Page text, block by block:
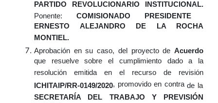
PARTIDO REVOLUCIONARIO INSTITUCIONAL.
Ponente: COMISIONADO PRESIDENTE
ERNESTO ALEJANDRO DE LA ROCHA
MONTIEL.
Aprobación en su caso, del proyecto deAcuerdo
que resuelve sobre el cumplimiento dado a la
resolución emitida en el recurso de revisión
ICHITAIP/RR-0149/2020, promovido en contra de la
SECRETARÍA DEL TRABAJO Y PREVISIÓN